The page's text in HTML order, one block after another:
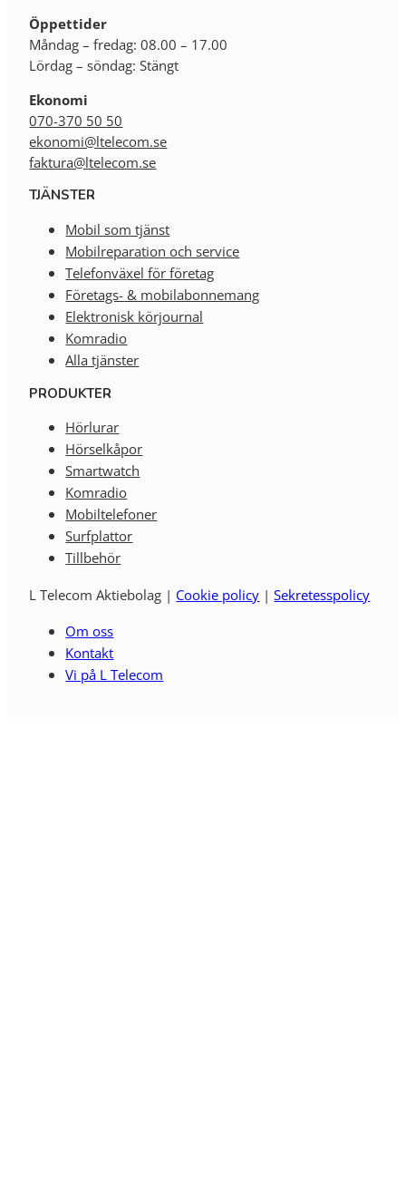
Öppettider
Måndag – fredag: 08.00 – 17.00
Lördag – söndag: Stängt
Ekonomi
070-370 50 50
ekonomi@ltelecom.se
faktura@ltelecom.se
TJÄNSTER
Mobil som tjänst
Mobilreparation och service
Telefonväxel för företag
Företags- & mobilabonnemang
Elektronisk körjournal
Komradio
Alla tjänster
PRODUKTER
Hörlurar
Hörselkåpor
Smartwatch
Komradio
Mobiltelefoner
Surfplattor
Tillbehör
L Telecom Aktiebolag | Cookie policy |Sekretesspolicy
Om oss
Kontakt
Vi på L Telecom